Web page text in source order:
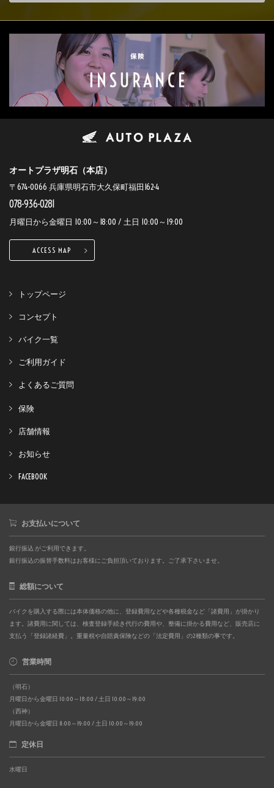
オートプラザ明石（本店）
〒674-0066 兵庫県明石市大久保町福田162-4
078-936-0281
月曜日から金曜日 10:00～18:00 / 土日 10:00～19:00
ACCESS MAP
トップページ
コンセプト
バイク一覧
ご利用ガイド
よくあるご質問
保険
店舗情報
お知らせ
FACEBOOK
お支払いについて
銀行振込 がご利用できます。
銀行振込の振替手数料はお客様にご負担頂いております。ご了承下さいませ。
総額について
バイクを購入する際には本体価格の他に、登録費用などや各種税金など「諸費用」が掛かり
ます。諸費用に関しては、検査登録手続き代行の費用や、整備に掛かる費用など、販売店に
支払う「登録諸経費」。重量税や自賠責保険などの「法定費用」の2種類の事です。
営業時間
（明石）
月曜日から金曜日 10:00～18:00 / 土日 10:00～19:00
（西神）
月曜日から金曜日 11:00～19:00 / 土日 10:00～19:00
定休日
水曜日